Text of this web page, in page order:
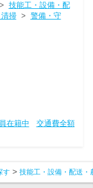
技能工・設備・配
掃> 警備・守
在籍中
交通費全額
す 技能工・設備・配送・